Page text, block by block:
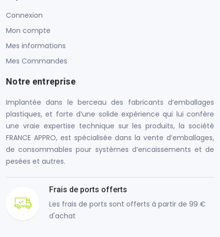
Connexion
Mon compte
Mes informations
Mes Commandes
Notre entreprise
Implantée dans le berceau des fabricants d’emballages
plastiques, et forte d’une solide expérience qui lui confère
une vraie expertise technique sur les produits, la société
FRANCE APPRO, est spécialisée dans la vente d’emballages,
de consommables pour systèmes d’encaissements et de
pesées et autres.
Frais de ports offerts
Les frais de ports sont offerts à partir de 99 €
d'achat